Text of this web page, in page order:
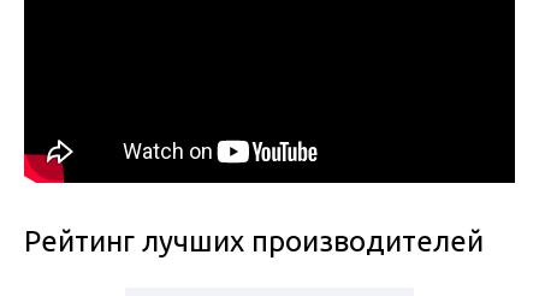
Рейтинг лучших производителей